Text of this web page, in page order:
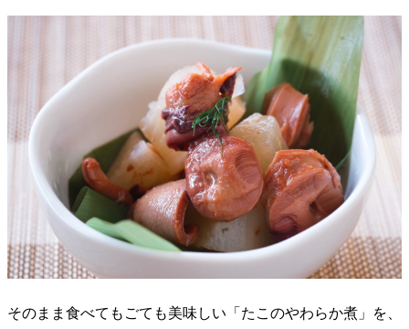
そのまま食べてもごても美味しい「たこのやわらか煮」を、